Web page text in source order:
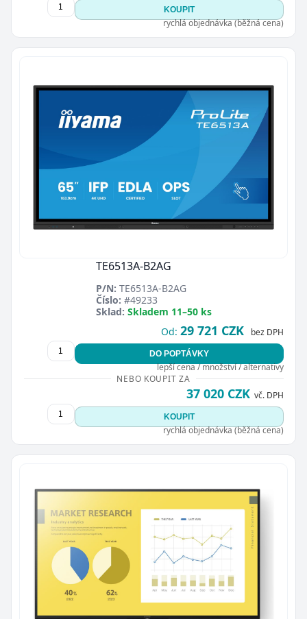
KOUPIT
rychlá objednávka (běžná cena)
TE6513A-B2AG
P/N: TE6513A-B2AG
Číslo: #49233
Sklad: Skladem 11–50 ks
Od: 29 721 CZK bez DPH
DO POPTÁVKY
lepší cena / množství / alternativy
NEBO KOUPIT ZA
37 020 CZK vč. DPH
KOUPIT
rychlá objednávka (běžná cena)